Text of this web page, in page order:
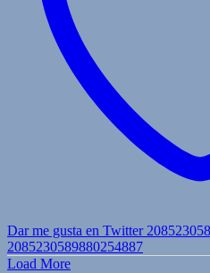
Dar me gusta en Twitter
2085230589880254887
Load More